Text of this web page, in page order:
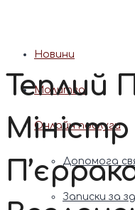
Новини
Молитва
Онлайн послуги
Допомога
Записки за
Теплий
Міністр